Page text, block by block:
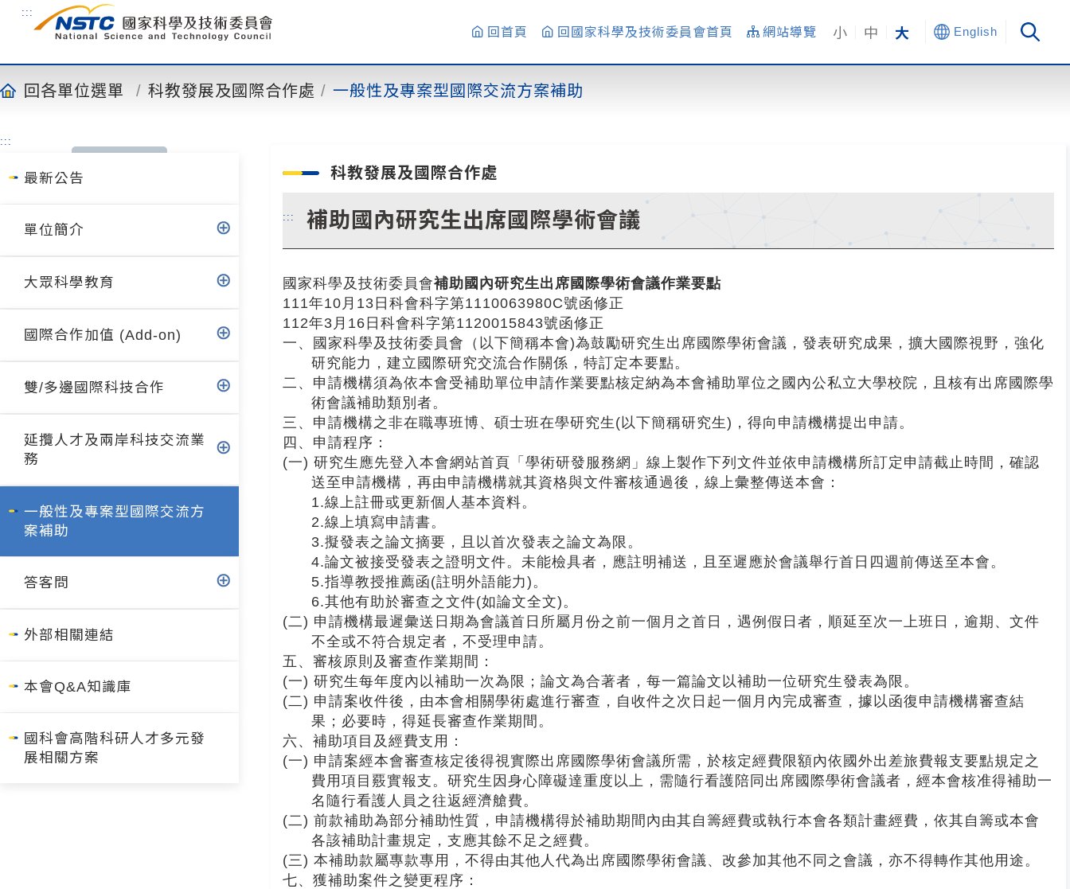
內
容
:::
回首頁 回國家科學及技術委員會首頁 網站導覽 小 中 大 English
回各單位選單 科教發展及國際合作處 一般性及專案型國際交流方案補助
:::
最新公告
單位簡介
大眾科學教育
國際合作加值 (Add-on)
雙/多邊國際科技合作
延攬人才及兩岸科技交流業
務
一般性及專案型國際交流方
案補助
答客問
外部相關連結
本會Q&A知識庫
國科會高階科研人才多元發
展相關方案
科教發展及國際合作處
::: 補助國內研究生出席國際學術會議
國家科學及技術委員會補助國內研究生出席國際學術會議作業要點
111年10月13日科會科字第1110063980C號函修正
112年3月16日科會科字第1120015843號函修正
一、國家科學及技術委員會（以下簡稱本會)為鼓勵研究生出席國際學術會議，發表研究成果，擴大國際視野，強化
研究能力，建立國際研究交流合作關係，特訂定本要點。
二、申請機構須為依本會受補助單位申請作業要點核定納為本會補助單位之國內公私立大學校院，且核有出席國際學
術會議補助類別者。
三、申請機構之非在職專班博、碩士班在學研究生(以下簡稱研究生)，得向申請機構提出申請。
四、申請程序：
(一) 研究生應先登入本會網站首頁「學術研發服務網」線上製作下列文件並依申請機構所訂定申請截止時間，確認
送至申請機構，再由申請機構就其資格與文件審核通過後，線上彙整傳送本會：
1.線上註冊或更新個人基本資料。
2.線上填寫申請書。
3.擬發表之論文摘要，且以首次發表之論文為限。
4.論文被接受發表之證明文件。未能檢具者，應註明補送，且至遲應於會議舉行首日四週前傳送至本會。
5.指導教授推薦函(註明外語能力)。
6.其他有助於審查之文件(如論文全文)。
(二) 申請機構最遲彙送日期為會議首日所屬月份之前一個月之首日，遇例假日者，順延至次一上班日，逾期、文件
不全或不符合規定者，不受理申請。
五、審核原則及審查作業期間：
(一) 研究生每年度內以補助一次為限；論文為合著者，每一篇論文以補助一位研究生發表為限。
(二) 申請案收件後，由本會相關學術處進行審查，自收件之次日起一個月內完成審查，據以函復申請機構審查結
果；必要時，得延長審查作業期間。
六、補助項目及經費支用：
(一) 申請案經本會審查核定後得視實際出席國際學術會議所需，於核定經費限額內依國外出差旅費報支要點規定之
費用項目覈實報支。研究生因身心障礙達重度以上，需隨行看護陪同出席國際學術會議者，經本會核准得補助一
名隨行看護人員之往返經濟艙費。
(二) 前款補助為部分補助性質，申請機構得於補助期間內由其自籌經費或執行本會各類計畫經費，依其自籌或本會
各該補助計畫規定，支應其餘不足之經費。
(三) 本補助款屬專款專用，不得由其他人代為出席國際學術會議、改參加其他不同之會議，亦不得轉作其他用途。
七、獲補助案件之變更程序：